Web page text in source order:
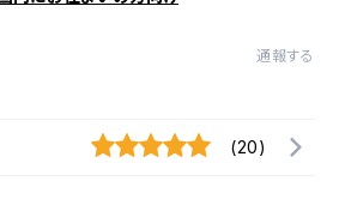
通報する
(20)